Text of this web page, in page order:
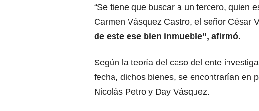
“Se tiene que buscar a un tercero, quien
Carmen Vásquez Castro, el señor César
de este ese bien inmueble”, afirmó.
Según la teoría del caso del ente
fecha, dichos bienes, se encontrarían en
Nicolás Petro y Day Vásquez.